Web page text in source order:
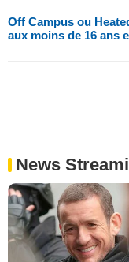
Off Campus ou
aux moins de 16 ans
News